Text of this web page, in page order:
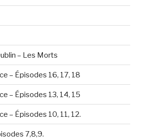
– Les Morts
– Épisodes 16, 17, 18
– Épisodes 13, 14, 15
– Épisodes 10, 11, 12.
7,8,9.